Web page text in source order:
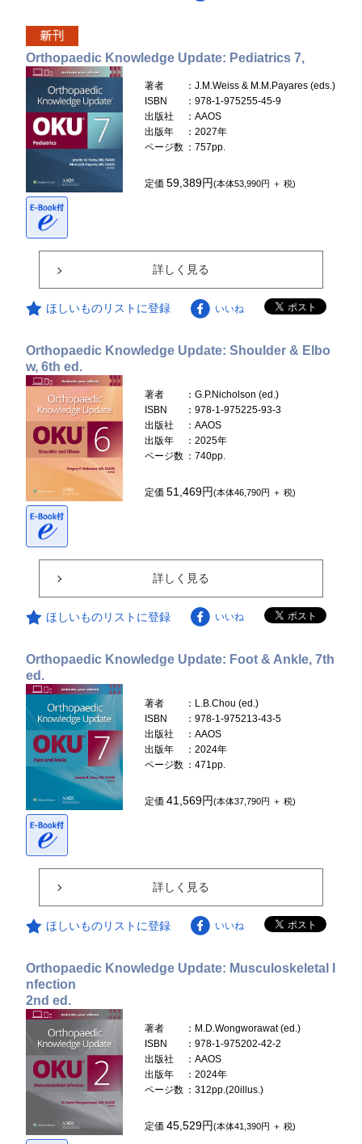
Orthopaedic Knowledge Update: Pediatrics 7,
著者
：J.M.Weiss & M.M.Payares (eds.)
ISBN
：978-1-975255-45-9
出版社
：AAOS
出版年
：2027年
ページ数 ：757pp.
定価59,389円(本体53,990円 ＋ 税)
詳しく見る
ほしいものリストに登録 いいね
Orthopaedic Knowledge Update: Shoulder & Elbo
w, 6th ed.
著者
：G.P.Nicholson (ed.)
ISBN
：978-1-975225-93-3
出版社
：AAOS
出版年
：2025年
ページ数 ：740pp.
定価51,469円(本体46,790円 ＋ 税)
詳しく見る
ほしいものリストに登録 いいね
Orthopaedic Knowledge Update: Foot & Ankle, 7th
ed.
著者
：L.B.Chou (ed.)
ISBN
：978-1-975213-43-5
出版社
：AAOS
出版年
：2024年
ページ数 ：471pp.
定価41,569円(本体37,790円 ＋ 税)
詳しく見る
ほしいものリストに登録 いいね
Orthopaedic Knowledge Update: Musculoskeletal I
nfection
2nd ed.
著者
：M.D.Wongworawat (ed.)
ISBN
：978-1-975202-42-2
出版社
：AAOS
出版年
：2024年
ページ数 ：312pp.(20illus.)
定価45,529円(本体41,390円 ＋ 税)